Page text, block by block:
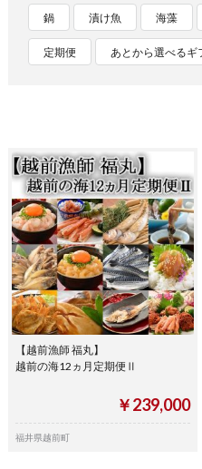
鍋 漬け魚 海藻
定期便 あとから選べるギ
【越前漁師 福丸】
越前の海12ヵ月定期便Ⅱ
￥239,000
福井県越前町